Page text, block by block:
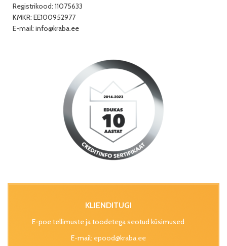
Registrikood: 11075633
KMKR: EE100952977
E-mail: info@kraba.ee
KLIENDITUGI
E-poe tellimuste ja toodetega seotud küsimused
E-mail: epood@kraba.ee